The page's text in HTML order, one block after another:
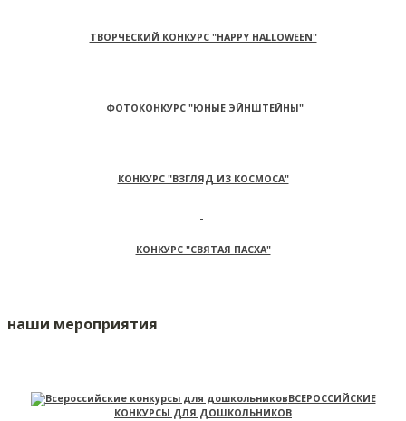
ТВОРЧЕСКИЙ КОНКУРС "HAPPY HALLOWEEN"
ФОТОКОНКУРС "ЮНЫЕ ЭЙНШТЕЙНЫ"
КОНКУРС "ВЗГЛЯД ИЗ КОСМОСА"
КОНКУРС "СВЯТАЯ ПАСХА"
наши мероприятия
ВСЕРОССИЙСКИЕ
КОНКУРСЫ ДЛЯ ДОШКОЛЬНИКОВ